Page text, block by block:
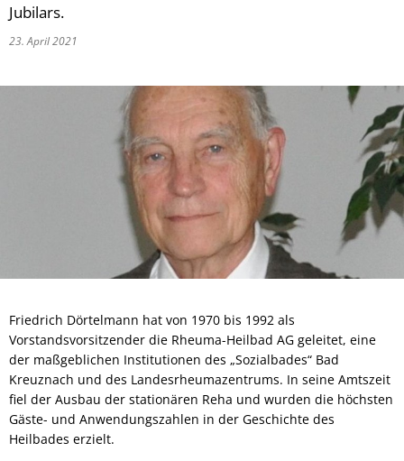
Jubilars.
23. April 2021
Friedrich Dörtelmann hat von 1970 bis 1992 als
Vorstandsvorsitzender die Rheuma-Heilbad AG geleitet, eine
der maßgeblichen Institutionen des „Sozialbades“ Bad
Kreuznach und des Landesrheumazentrums. In seine Amtszeit
fiel der Ausbau der stationären Reha und wurden die höchsten
Gäste- und Anwendungszahlen in der Geschichte des
Heilbades erzielt.